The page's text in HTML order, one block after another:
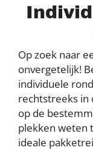
Op zoek naar
onvergetelijk!
individuele
rechtstreeks in
op de
plekken weten
ideale